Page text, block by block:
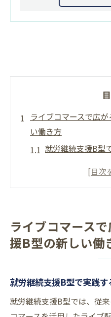
ライブコマースで広
い働き方
就労継続支援B型
ピアサポートで
大阪で就労継続
プログラミングも
週末や土日も柔軟
実践で学ぶ就労継続
ル
ライブコマース
援B型の新しい働
就労継続支援B型で実践
就労継続支援B型では、従